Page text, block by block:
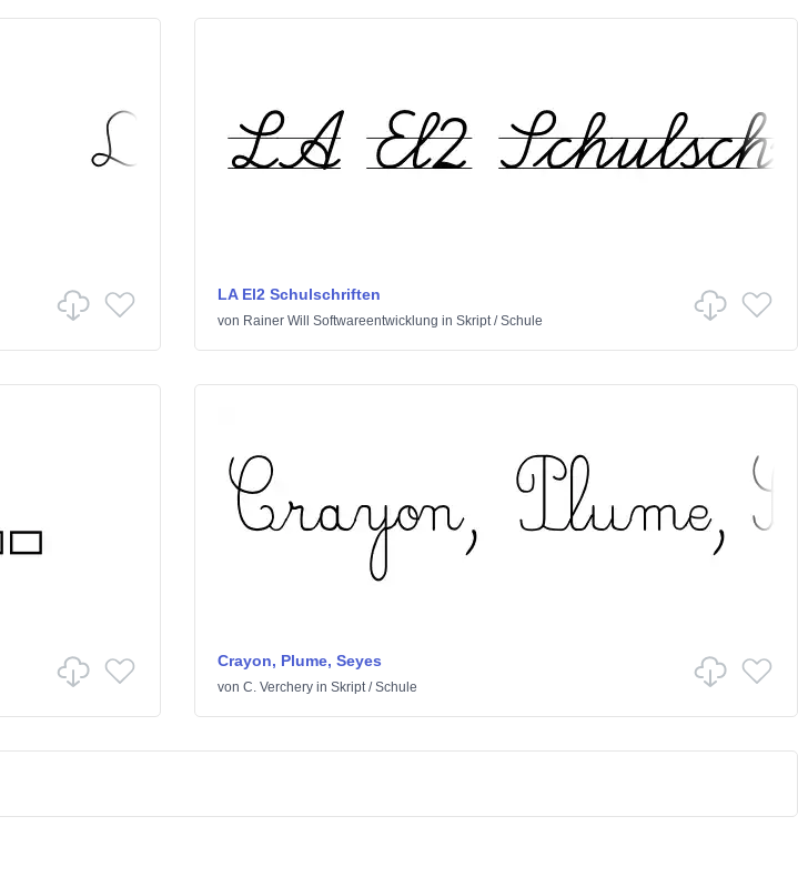
LA El2 Schulschriften
von Rainer Will Softwareentwicklung in Skript/Schule
Crayon, Plume, Seyes
von C. Vercheryin Skript/Schule